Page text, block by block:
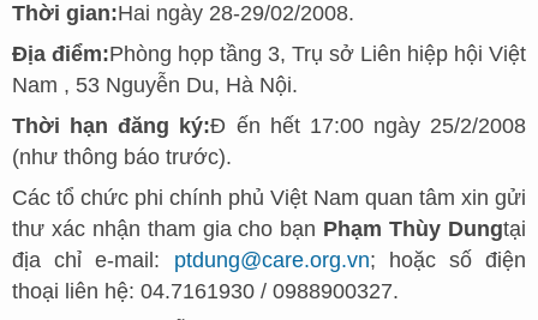
Thời gian:Hai ngày 28-29/02/2008.
Địa điểm:Phòng họp tầng 3, Trụ sở Liên hiệp hội Việt
Nam , 53 Nguyễn Du, Hà Nội.
Thời hạn đăng ký:Đ ến hết 17:00 ngày 25/2/2008
(như thông báo trước).
Các tổ chức phi chính phủ Việt Nam quan tâm xin gửi
thư xác nhận tham gia cho bạn Phạm Thùy Dungtại
địa chỉ e-mail: ptdung@care.org.vn; hoặc số điện
thoại liên hệ: 04.7161930 / 0988900327.